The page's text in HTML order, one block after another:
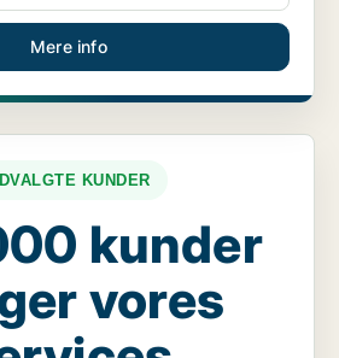
Mere info
KUNDER
kunder
vores